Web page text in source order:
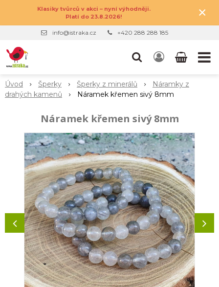
Klasiky tvůrců v akci – nyní výhodněji.
Platí do 23.8.2026!
×
info@istraka.cz +420 288 288 185
Úvod Šperky Šperky z minerálů
Náramky z
drahých kamenů
Náramek křemen sivý 8mm
Náramek křemen sivý 8mm